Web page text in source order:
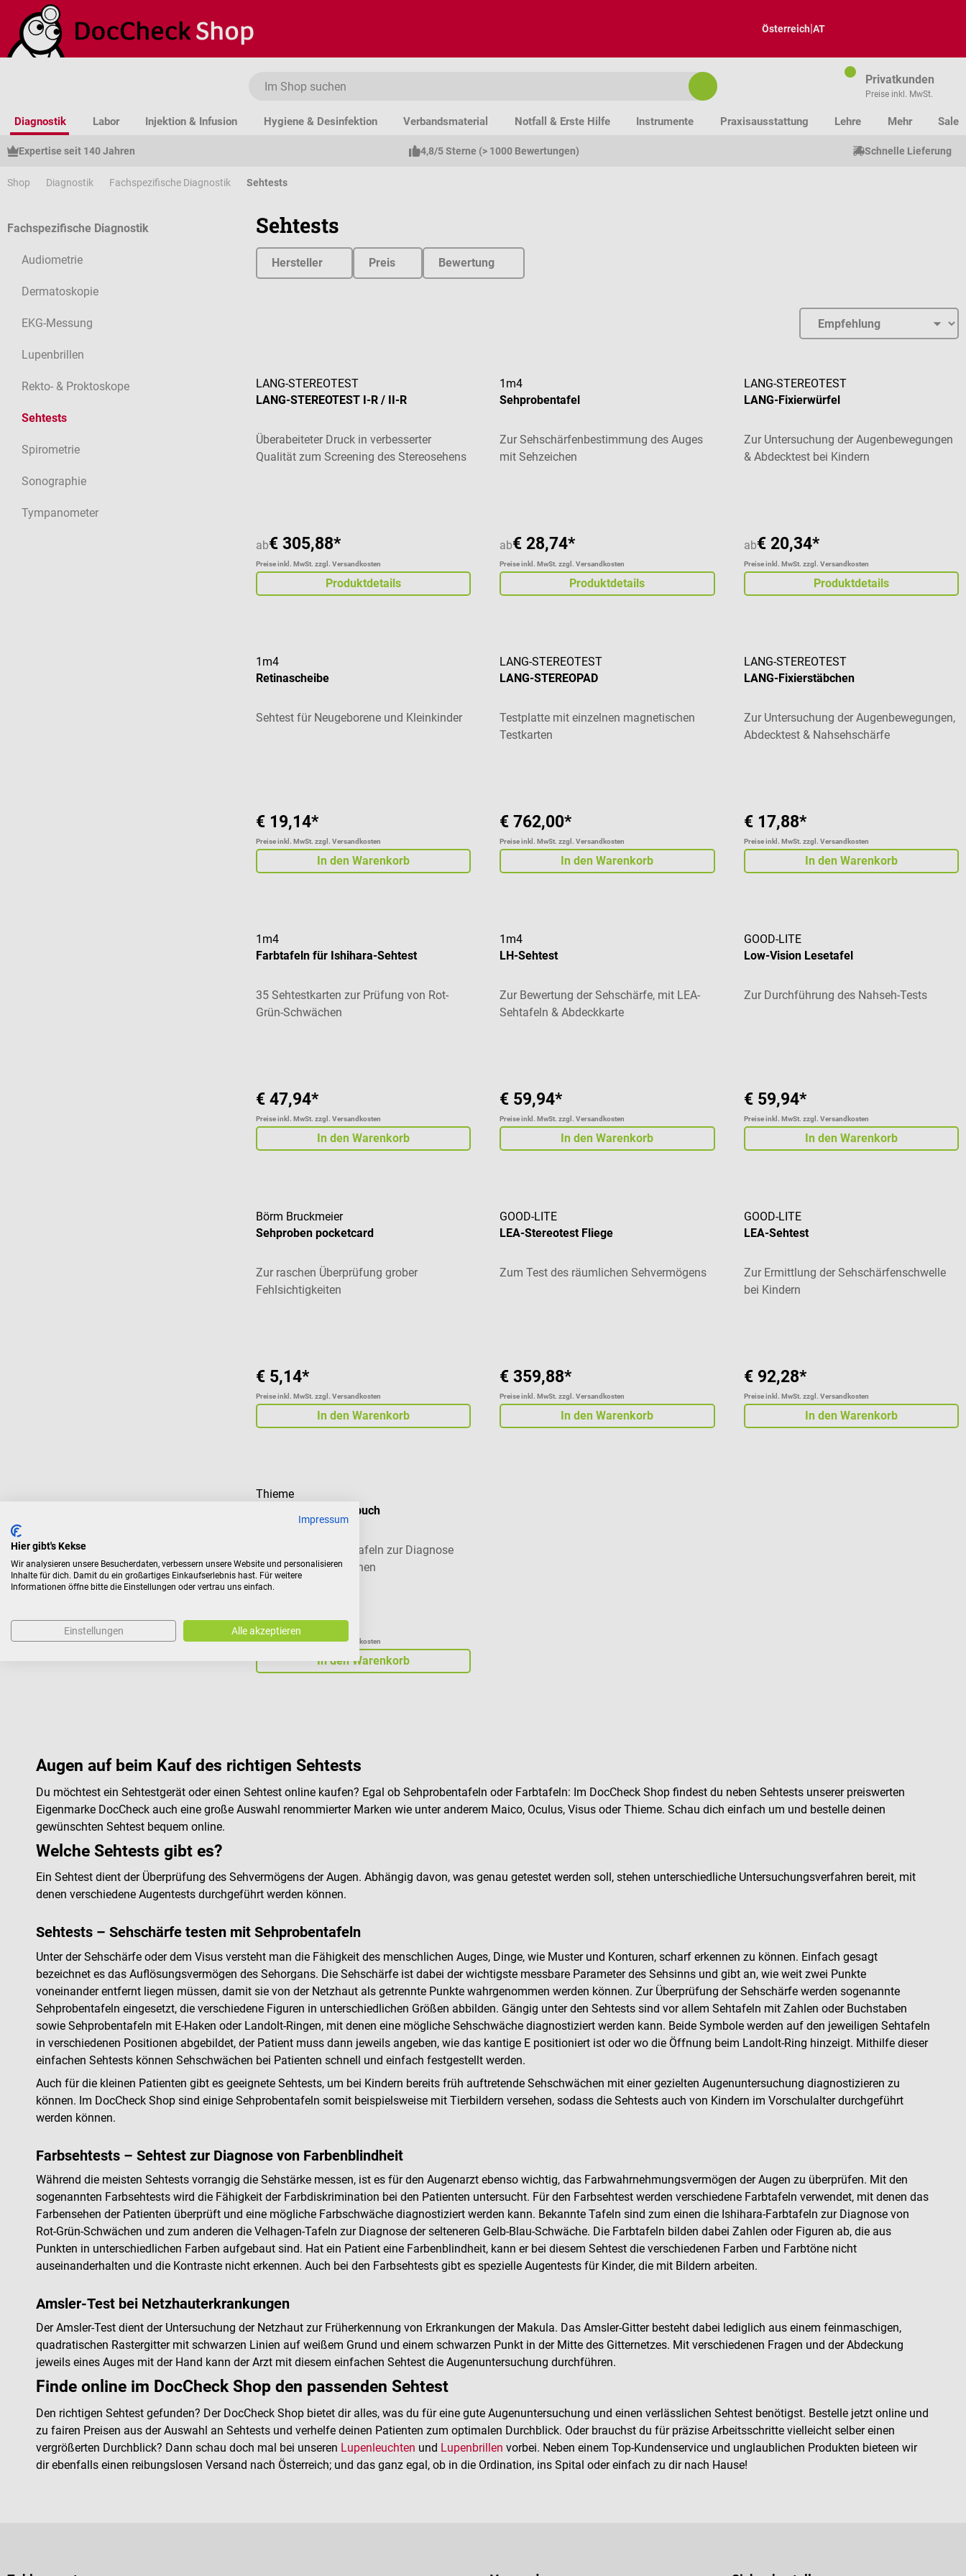
Hauptinhalt springen
Zur Suche springen
Zur Hauptnavigation springen
Österreich|AT
Privatkunden
Preise inkl. MwSt.
Diagnostik Labor Injektion & Infusion Hygiene & Desinfektion Verbandsmaterial Notfall & Erste Hilfe Instrumente Praxisausstattung Lehre Mehr Sale
Expertise seit 140 Jahren 4,8/5 Sterne (> 1000 Bewertungen) Schnelle Lieferung
Shop Diagnostik Fachspezifische Diagnostik Sehtests
Fachspezifische Diagnostik
Audiometrie
Dermatoskopie
EKG-Messung
Lupenbrillen
Rekto- & Proktoskope
Sehtests
Spirometrie
Sonographie
Tympanometer
Sehtests
Hersteller Preis Bewertung
LANG-STEREOTEST
LANG-STEREOTEST I-R / II-R
Überabeiteter Druck in verbesserter
Qualität zum Screening des Stereosehens
ab€ 305,88*
Preise inkl. MwSt. zzgl. Versandkosten
Produktdetails
1m4
Sehprobentafel
Zur Sehschärfenbestimmung des Auges
mit Sehzeichen
ab€ 28,74*
Preise inkl. MwSt. zzgl. Versandkosten
Produktdetails
LANG-STEREOTEST
LANG-Fixierwürfel
Zur Untersuchung der Augenbewegungen
& Abdecktest bei Kindern
ab€ 20,34*
Preise inkl. MwSt. zzgl. Versandkosten
Produktdetails
1m4
Retinascheibe
Sehtest für Neugeborene und Kleinkinder
€ 19,14*
Preise inkl. MwSt. zzgl. Versandkosten
In den Warenkorb
LANG-STEREOTEST
LANG-STEREOPAD
Testplatte mit einzelnen magnetischen
Testkarten
€ 762,00*
Preise inkl. MwSt. zzgl. Versandkosten
In den Warenkorb
LANG-STEREOTEST
LANG-Fixierstäbchen
Zur Untersuchung der Augenbewegungen,
Abdecktest & Nahsehschärfe
€ 17,88*
Preise inkl. MwSt. zzgl. Versandkosten
In den Warenkorb
1m4
Farbtafeln für Ishihara-Sehtest
35 Sehtestkarten zur Prüfung von Rot-
Grün-Schwächen
€ 47,94*
Preise inkl. MwSt. zzgl. Versandkosten
In den Warenkorb
1m4
LH-Sehtest
Zur Bewertung der Sehschärfe, mit LEA-
Sehtafeln & Abdeckkarte
€ 59,94*
Preise inkl. MwSt. zzgl. Versandkosten
In den Warenkorb
GOOD-LITE
Low-Vision Lesetafel
Zur Durchführung des Nahseh-Tests
€ 59,94*
Preise inkl. MwSt. zzgl. Versandkosten
In den Warenkorb
Börm Bruckmeier
Sehproben pocketcard
Zur raschen Überprüfung grober
Fehlsichtigkeiten
€ 5,14*
Preise inkl. MwSt. zzgl. Versandkosten
In den Warenkorb
GOOD-LITE
LEA-Stereotest Fliege
Zum Test des räumlichen Sehvermögens
€ 359,88*
Preise inkl. MwSt. zzgl. Versandkosten
In den Warenkorb
GOOD-LITE
LEA-Sehtest
Zur Ermittlung der Sehschärfenschwelle
bei Kindern
€ 92,28*
Preise inkl. MwSt. zzgl. Versandkosten
In den Warenkorb
Thieme
Velhagen Farbtafelbuch
Gebundene Sehtesttafeln zur Diagnose
von Farbsehschwächen
€ 73,00*
Preise inkl. MwSt. zzgl. Versandkosten
In den Warenkorb
Augen auf beim Kauf des richtigen Sehtests
Du möchtest ein Sehtestgerät oder einen Sehtest online kaufen? Egal ob Sehprobentafeln oder Farbtafeln: Im DocCheck Shop findest du neben Sehtests unserer preiswerten
Eigenmarke DocCheck auch eine große Auswahl renommierter Marken wie unter anderem Maico, Oculus, Visus oder Thieme. Schau dich einfach um und bestelle deinen
gewünschten Sehtest bequem online.
Welche Sehtests gibt es?
Ein Sehtest dient der Überprüfung des Sehvermögens der Augen. Abhängig davon, was genau getestet werden soll, stehen unterschiedliche Untersuchungsverfahren bereit, mit
denen verschiedene Augentests durchgeführt werden können.
Sehtests – Sehschärfe testen mit Sehprobentafeln
Unter der Sehschärfe oder dem Visus versteht man die Fähigkeit des menschlichen Auges, Dinge, wie Muster und Konturen, scharf erkennen zu können. Einfach gesagt
bezeichnet es das Auflösungsvermögen des Sehorgans. Die Sehschärfe ist dabei der wichtigste messbare Parameter des Sehsinns und gibt an, wie weit zwei Punkte
voneinander entfernt liegen müssen, damit sie von der Netzhaut als getrennte Punkte wahrgenommen werden können. Zur Überprüfung der Sehschärfe werden sogenannte
Sehprobentafeln eingesetzt, die verschiedene Figuren in unterschiedlichen Größen abbilden. Gängig unter den Sehtests sind vor allem Sehtafeln mit Zahlen oder Buchstaben
sowie Sehprobentafeln mit E-Haken oder Landolt-Ringen, mit denen eine mögliche Sehschwäche diagnostiziert werden kann. Beide Symbole werden auf den jeweiligen Sehtafeln
in verschiedenen Positionen abgebildet, der Patient muss dann jeweils angeben, wie das kantige E positioniert ist oder wo die Öffnung beim Landolt-Ring hinzeigt. Mithilfe dieser
einfachen Sehtests können Sehschwächen bei Patienten schnell und einfach festgestellt werden.
Auch für die kleinen Patienten gibt es geeignete Sehtests, um bei Kindern bereits früh auftretende Sehschwächen mit einer gezielten Augenuntersuchung diagnostizieren zu
können. Im DocCheck Shop sind einige Sehprobentafeln somit beispielsweise mit Tierbildern versehen, sodass die Sehtests auch von Kindern im Vorschulalter durchgeführt
werden können.
Farbsehtests – Sehtest zur Diagnose von Farbenblindheit
Während die meisten Sehtests vorrangig die Sehstärke messen, ist es für den Augenarzt ebenso wichtig, das Farbwahrnehmungsvermögen der Augen zu überprüfen. Mit den
sogenannten Farbsehtests wird die Fähigkeit der Farbdiskrimination bei den Patienten untersucht. Für den Farbsehtest werden verschiedene Farbtafeln verwendet, mit denen das
Farbensehen der Patienten überprüft und eine mögliche Farbschwäche diagnostiziert werden kann. Bekannte Tafeln sind zum einen die Ishihara-Farbtafeln zur Diagnose von
Rot-Grün-Schwächen und zum anderen die Velhagen-Tafeln zur Diagnose der selteneren Gelb-Blau-Schwäche. Die Farbtafeln bilden dabei Zahlen oder Figuren ab, die aus
Punkten in unterschiedlichen Farben aufgebaut sind. Hat ein Patient eine Farbenblindheit, kann er bei diesem Sehtest die verschiedenen Farben und Farbtöne nicht
auseinanderhalten und die Kontraste nicht erkennen. Auch bei den Farbsehtests gibt es spezielle Augentests für Kinder, die mit Bildern arbeiten.
Amsler-Test bei Netzhauterkrankungen
Der Amsler-Test dient der Untersuchung der Netzhaut zur Früherkennung von Erkrankungen der Makula. Das Amsler-Gitter besteht dabei lediglich aus einem feinmaschigen,
quadratischen Rastergitter mit schwarzen Linien auf weißem Grund und einem schwarzen Punkt in der Mitte des Gitternetzes. Mit verschiedenen Fragen und der Abdeckung
jeweils eines Auges mit der Hand kann der Arzt mit diesem einfachen Sehtest die Augenuntersuchung durchführen.
Finde online im DocCheck Shop den passenden Sehtest
Den richtigen Sehtest gefunden? Der DocCheck Shop bietet dir alles, was du für eine gute Augenuntersuchung und einen verlässlichen Sehtest benötigst. Bestelle jetzt online und
zu fairen Preisen aus der Auswahl an Sehtests und verhelfe deinen Patienten zum optimalen Durchblick. Oder brauchst du für präzise Arbeitsschritte vielleicht selber einen
vergrößerten Durchblick? Dann schau doch mal bei unseren Lupenleuchten und Lupenbrillen vorbei. Neben einem Top-Kundenservice und unglaublichen Produkten bieteen wir
dir ebenfalls einen reibungslosen Versand nach Österreich; und das ganz egal, ob in die Ordination, ins Spital oder einfach zu dir nach Hause!
Impressum
Hier gibt's Kekse
Wir analysieren unsere Besucherdaten, verbessern unsere Website und personalisieren
Inhalte für dich. Damit du ein großartiges Einkaufserlebnis hast. Für weitere
Informationen öffne bitte die Einstellungen oder vertrau uns einfach.
Einstellungen Alle akzeptieren